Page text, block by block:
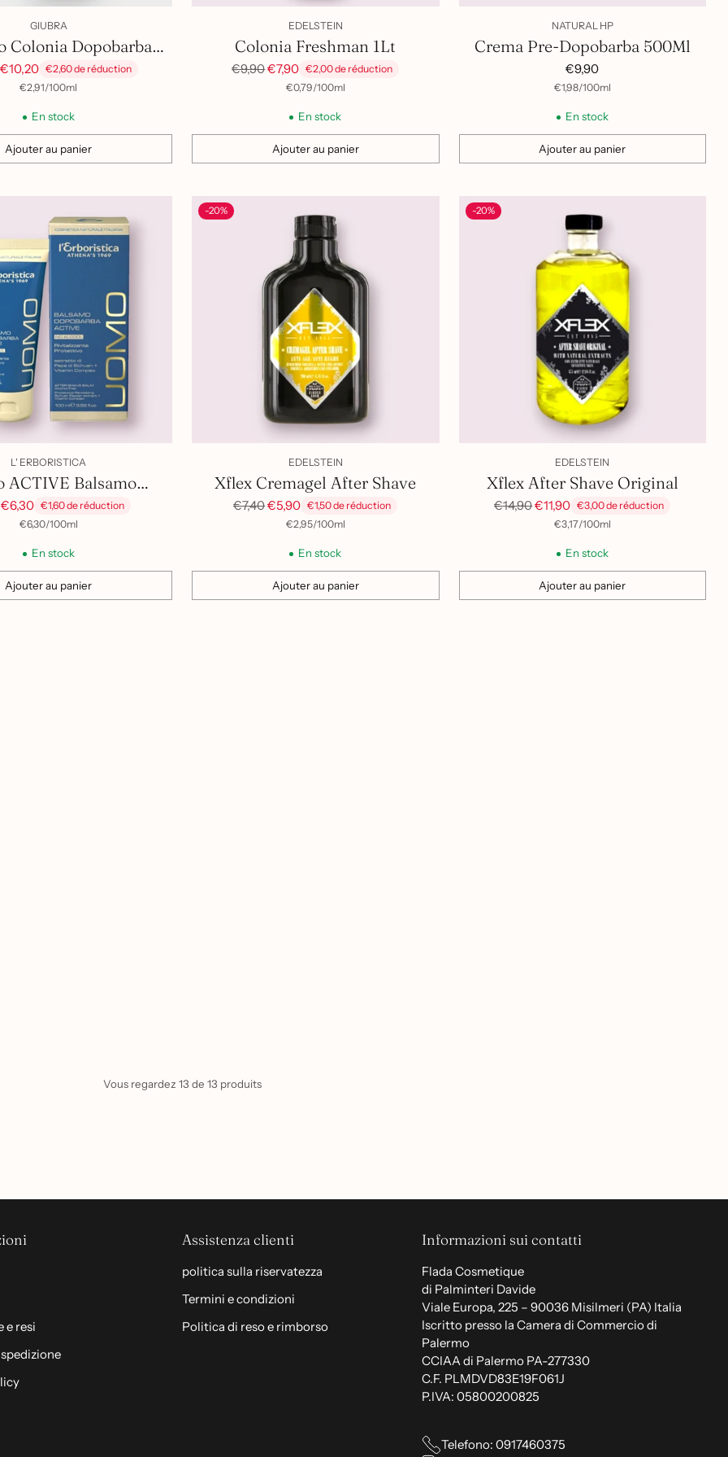
GIUBRA
Colonia Dopobarba
€10,20 €2,60 de réduction
Prix
€2,91/
par 100ml
En stock
Ajouter au panier
EDELSTEIN
Colonia Freshman 1Lt
Prix
€9,90€7,90 €2,00 de réduction
Prix
€0,79/
par 100ml
En stock
Ajouter au panier
Quantité
NATURAL HP
Crema Pre-Dopobarba 500Ml
€9,90
Prix
€1,98/
par 100ml
En stock
Ajouter au panier
Quantité
L' ERBORISTICA
ACTIVE Balsamo
Dopobarba
€6,30 €1,60 de réduction
Prix
€6,30/
par 100ml
En stock
Ajouter au panier
-20%
EDELSTEIN
Xflex Cremagel After Shave
Prix
€7,40€5,90 €1,50 de réduction
Prix
€2,95/
par 100ml
En stock
Ajouter au panier
Quantité
-20%
EDELSTEIN
Xflex After Shave Original
Prix
€14,90€11,90 €3,00 de réduction
Prix
€3,17/
par 100ml
En stock
Ajouter au panier
Quantité
Vous regardez 13 de 13 produits
e resi
Assistenza clienti
politica sulla riservatezza
Termini e condizioni
Politica di reso e rimborso
Informazioni sui contatti
Flada Cosmetique
di Palminteri Davide
Viale Europa, 225 – 90036 Misilmeri (PA) Italia
Iscritto presso la Camera di Commercio di
Palermo
CCIAA di Palermo PA-277330
C.F. PLMDVD83E19F061J
P.IVA: 05800200825
Telefono: 0917460375